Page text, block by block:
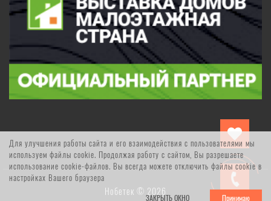
Для улучшения работы сайта и его взаимодействия с пользователями мы
используем файлы cookie. Продолжая работу с сайтом, Вы разрешаете
использование cookie-файлов. Вы всегда можете отключить файлы cookie в
настройках Вашего браузера
ЗАКРЫТЬ ОКНО Принимаю
Нобетек © 2026